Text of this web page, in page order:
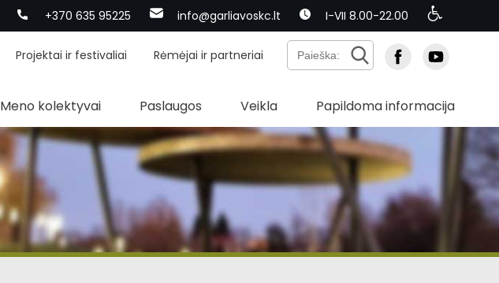
+370 635 95225 info@garliavoskc.lt I-VII 8.00-22.00
Projektai ir festivaliai Rėmėjai ir partneriai
Meno kolektyvai Paslaugos Veikla Papildoma informacija